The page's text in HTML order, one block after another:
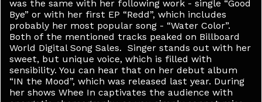
was the same with her following work - single “Good
Bye” or with her first EP “Redd”, which includes
probably her most popular song - “Water Color”.
Both of the mentioned tracks peaked on Billboard
World Digital Song Sales. Singer stands out with her
sweet, but unique voice, which is filled with
sensibility. You can hear that on her debut album
“IN the Mood”, which was released last year. During
her shows Whee In captivates the audience with